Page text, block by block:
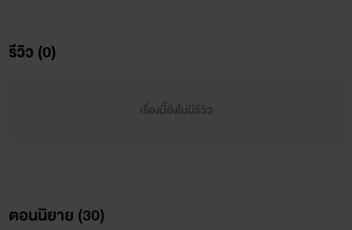
รีวิว (0)
เรื่องนี้ยังไม่มีรีวิว
ตอนนิยาย (30)